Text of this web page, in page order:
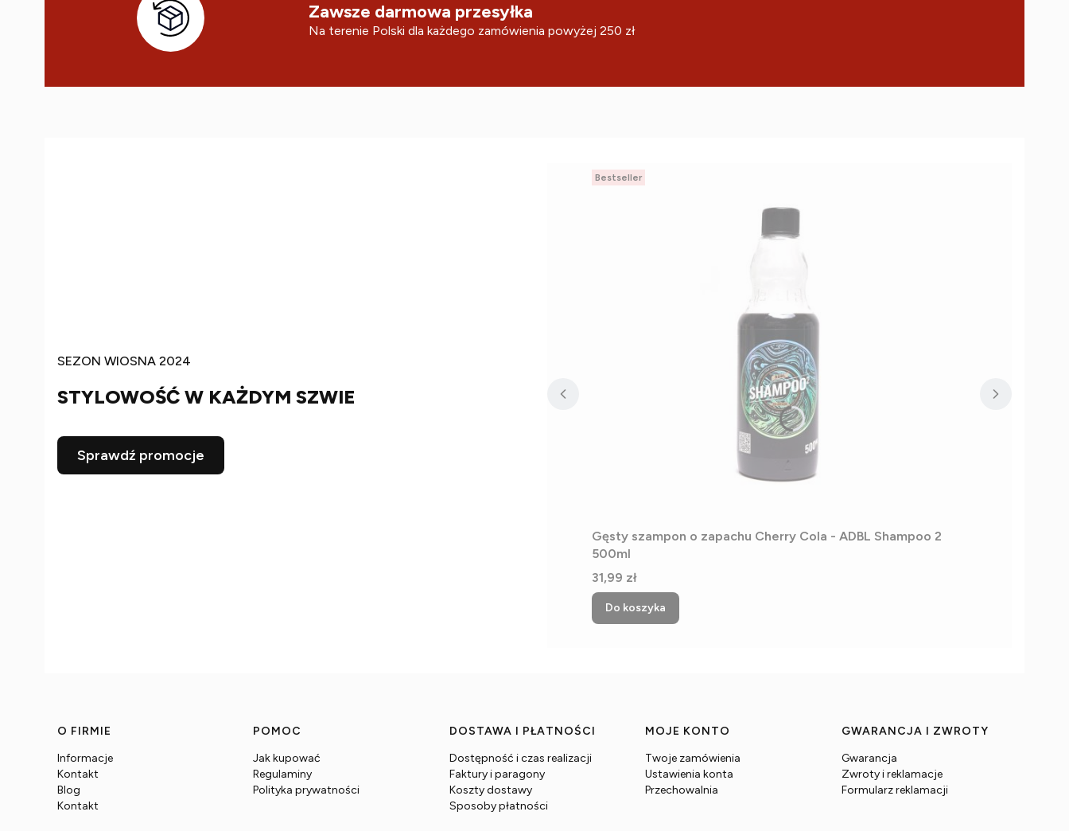
Zawsze darmowa przesyłka
Na terenie Polski dla każdego zamówienia powyżej 250 zł
SEZON WIOSNA 2024
STYLOWOŚĆ W KAŻDYM SZWIE
Sprawdź promocje
Bestseller
Gęsty szampon o zapachu Cherry Cola - ADBL Shampoo 2
500ml
Cena
31,99 zł
Do koszyka
Linki w stopce
O FIRMIE
Informacje
Kontakt
Blog
Kontakt
POMOC
Jak kupować
Regulaminy
Polityka prywatności
DOSTAWA I PŁATNOŚCI
Dostępność i czas realizacji
Faktury i paragony
Koszty dostawy
Sposoby płatności
MOJE KONTO
Twoje zamówienia
Ustawienia konta
Przechowalnia
GWARANCJA I ZWROTY
Gwarancja
Zwroty i reklamacje
Formularz reklamacji